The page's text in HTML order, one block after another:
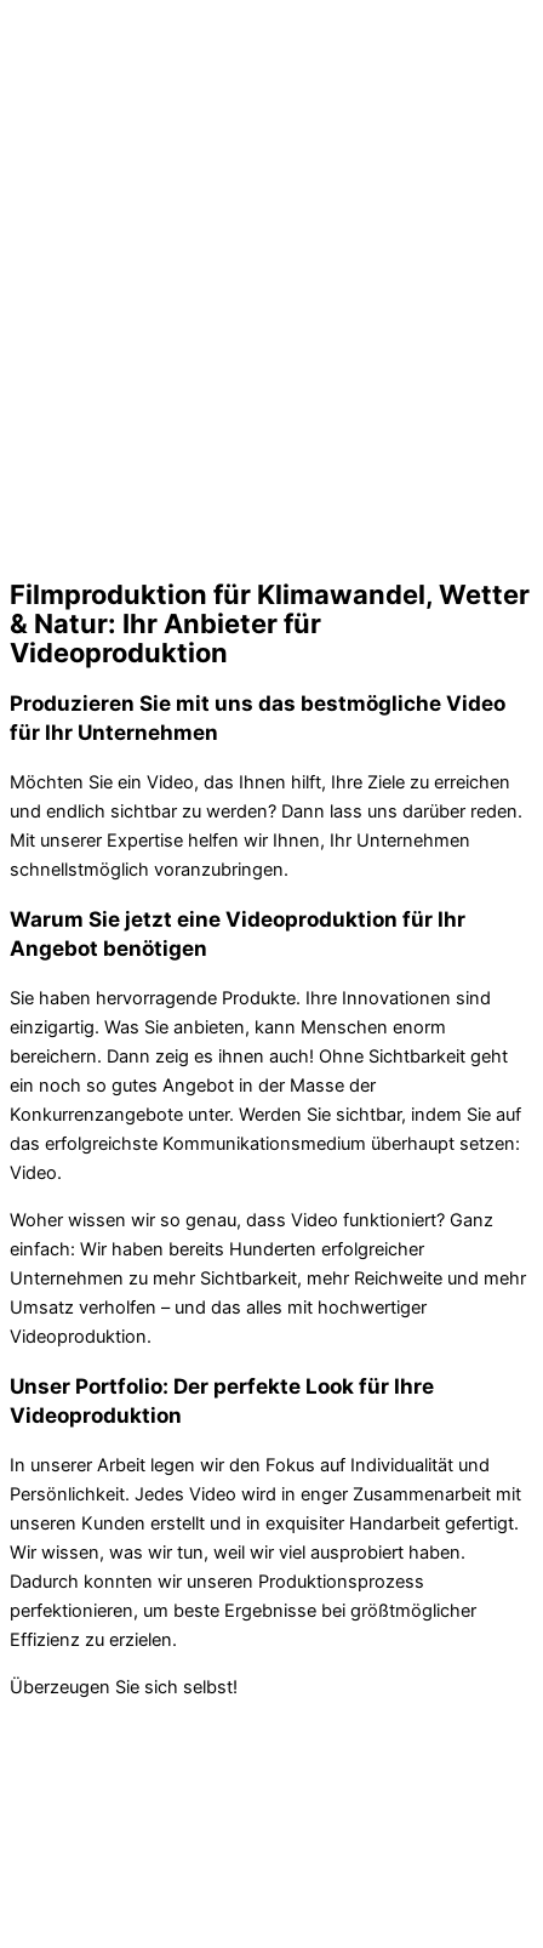
Filmproduktion für Klimawandel, Wetter
& Natur: Ihr Anbieter für
Videoproduktion
Produzieren Sie mit uns das bestmögliche Video
für Ihr Unternehmen
Möchten Sie ein Video, das Ihnen hilft, Ihre Ziele zu erreichen
und endlich sichtbar zu werden? Dann lass uns darüber reden.
Mit unserer Expertise helfen wir Ihnen, Ihr Unternehmen
schnellstmöglich voranzubringen.
Warum Sie jetzt eine Videoproduktion für Ihr
Angebot benötigen
Sie haben hervorragende Produkte. Ihre Innovationen sind
einzigartig. Was Sie anbieten, kann Menschen enorm
bereichern. Dann zeig es ihnen auch! Ohne Sichtbarkeit geht
ein noch so gutes Angebot in der Masse der
Konkurrenzangebote unter. Werden Sie sichtbar, indem Sie auf
das erfolgreichste Kommunikationsmedium überhaupt setzen:
Video.
Woher wissen wir so genau, dass Video funktioniert? Ganz
einfach: Wir haben bereits Hunderten erfolgreicher
Unternehmen zu mehr Sichtbarkeit, mehr Reichweite und mehr
Umsatz verholfen – und das alles mit hochwertiger
Videoproduktion.
Unser Portfolio: Der perfekte Look für Ihre
Videoproduktion
In unserer Arbeit legen wir den Fokus auf Individualität und
Persönlichkeit. Jedes Video wird in enger Zusammenarbeit mit
unseren Kunden erstellt und in exquisiter Handarbeit gefertigt.
Wir wissen, was wir tun, weil wir viel ausprobiert haben.
Dadurch konnten wir unseren Produktionsprozess
perfektionieren, um beste Ergebnisse bei größtmöglicher
Effizienz zu erzielen.
Überzeugen Sie sich selbst!